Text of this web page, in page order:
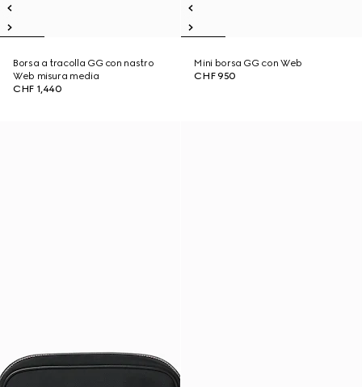
Borsa a tracolla GG con nastro
Web misura media
CHF 1,440
Mini borsa GG con Web
CHF 950